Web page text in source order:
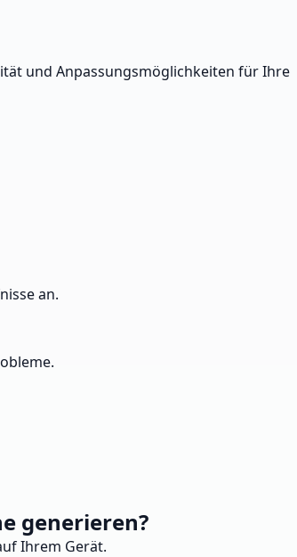
und Anpassungsmöglichkeiten für Ihre
an.
generieren?
Ihrem Gerät.